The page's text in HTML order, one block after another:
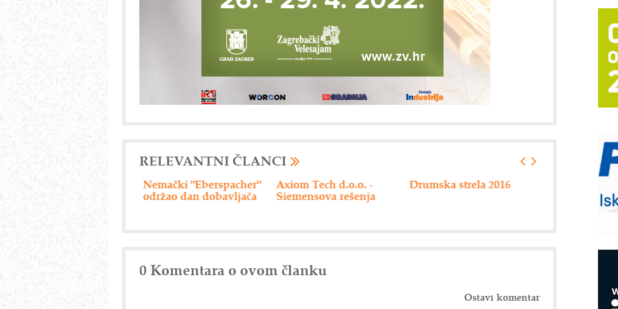
RELEVANTNI ČLANCI
Axiom Tech d.o.o. -
Siemensova rešenja
Drumska strela 2016 Hannover messe 2016
uspešnog
0 Komentara o ovom članku
Ostavi komentar